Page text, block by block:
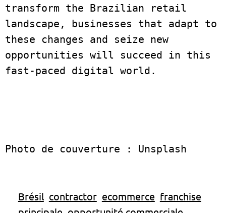
transform the Brazilian retail
landscape, businesses that adapt to
these changes and seize new
opportunities will succeed in this
fast-paced digital world.
Photo de couverture : Unsplash
Brésil contractor ecommerce franchise